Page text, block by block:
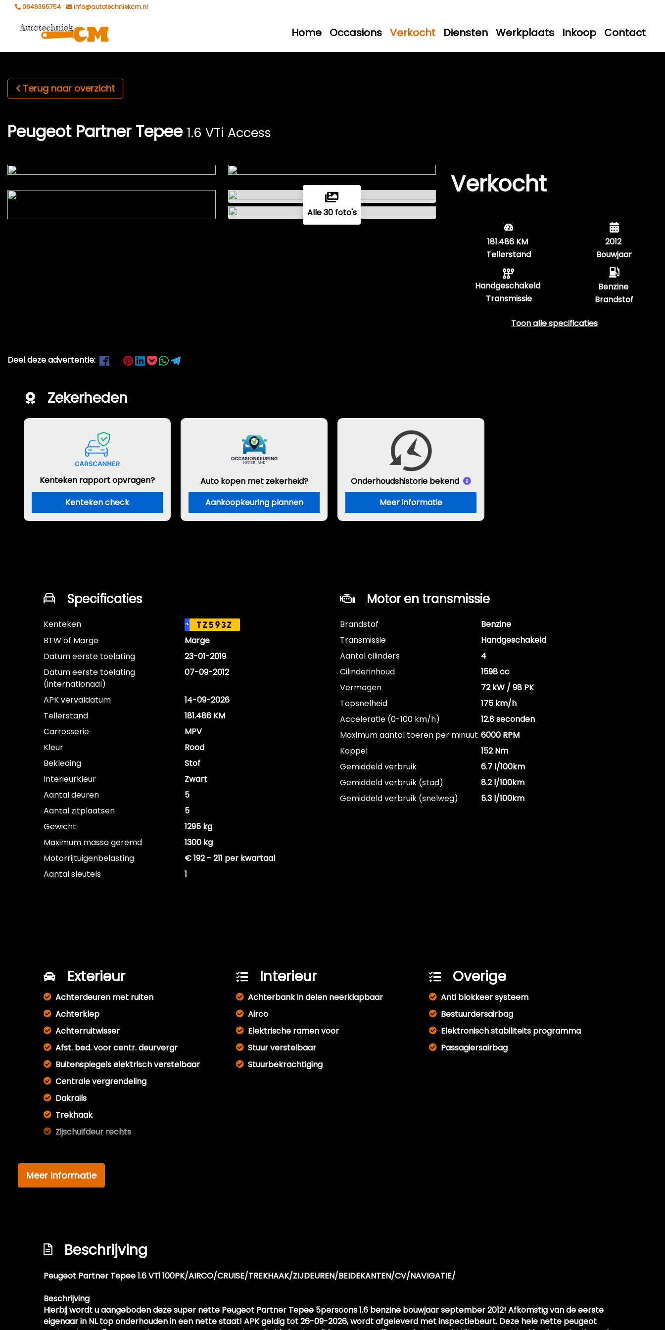
0646395754 info@autotechniekcm.nl
Home Occasions Verkocht Diensten Werkplaats Inkoop Contact
Terug naar overzicht
Peugeot Partner Tepee 1.6 VTi Access
Alle 30 foto's
Verkocht
181.486 KM
Tellerstand
Handgeschakeld
Transmissie
2012
Bouwjaar
Benzine
Brandstof
Toon alle specificaties
Deel deze advertentie:
Zekerheden
Kenteken rapport opvragen?
Kenteken check
Auto kopen met zekerheid?
Aankoopkeuring plannen
Onderhoudshistorie bekend
Meer informatie
Specificaties
Kenteken NL TZ593Z
BTW of Marge
Marge
Datum eerste toelating
23-01-2019
Datum eerste toelating
(internationaal)
07-09-2012
APK vervaldatum
14-09-2026
Tellerstand
181.486 KM
Carrosserie
MPV
Kleur
Rood
Bekleding
Stof
Interieurkleur
Zwart
Aantal deuren
5
Aantal zitplaatsen
5
Gewicht
1295 kg
Maximum massa geremd
1300 kg
Motorrijtuigenbelasting
€ 192 - 211 per kwartaal
Aantal sleutels
1
Motor en transmissie
Brandstof
Benzine
Transmissie
Handgeschakeld
Aantal cilinders
4
Cilinderinhoud
1598 cc
Vermogen
72 kW / 98 PK
Topsnelheid
175 km/h
Acceleratie (0-100 km/h)
12.8 seconden
Maximum aantal toeren per minuut 6000 RPM
Koppel
152 Nm
Gemiddeld verbruik
6.7 l/100km
Gemiddeld verbruik (stad)
8.2 l/100km
Gemiddeld verbruik (snelweg)
5.3 l/100km
Exterieur
Achterdeuren met ruiten
Achterklep
Achterruitwisser
Afst. bed. voor centr. deurvergr
Buitenspiegels elektrisch verstelbaar
Centrale vergrendeling
Dakrails
Trekhaak
Zijschuifdeur rechts
Interieur
Achterbank in delen neerklapbaar
Airco
Elektrische ramen voor
Stuur verstelbaar
Stuurbekrachtiging
Overige
Anti blokkeer systeem
Bestuurdersairbag
Elektronisch stabiliteits programma
Passagiersairbag
Meer informatie
Beschrijving
Peugeot Partner Tepee 1.6 VTi 100PK/AIRCO/CRUISE/TREKHAAK/ZIJDEUREN/BEIDEKANTEN/CV/NAVIGATIE/
Beschrijving
Hierbij wordt u aangeboden deze super nette Peugeot Partner Tepee 5persoons 1.6 benzine bouwjaar september 2012! Afkomstig van de eerste
eigenaar in NL top onderhouden in een nette staat! APK geldig tot 26-09-2026, wordt afgeleverd met inspectiebeurt. Deze hele nette peugeot